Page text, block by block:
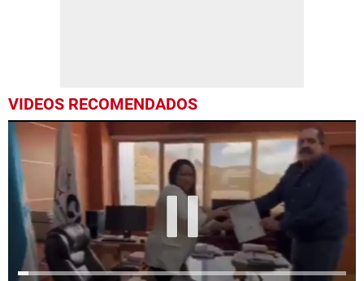
VIDEOS RECOMENDADOS